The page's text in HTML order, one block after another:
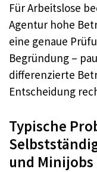
Für Arbeitslose
Agentur hohe
eine genaue
Begründung –
differenzierte
Entscheidung
Typische
und